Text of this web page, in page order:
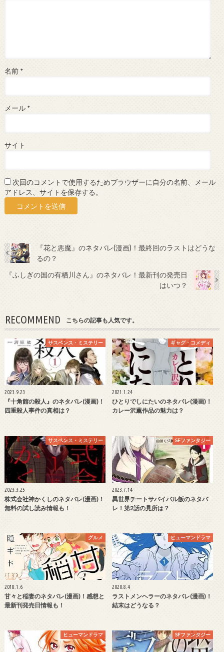
名前 *
メール *
サイト
次回のコメントで使用するためブラウザーに自分の名前、メール
アドレス、サイトを保存する。
『花と悪魔』のネタバレ(漫画)！最終回のラストはどうな
るの？
『ふしぎの国の有栖川さん』のネタバレ！最新刊の発売日
はいつ？
RECOMMEND こちらの記事も人気です。
サスペンス・ミステリー
2023.9.23
『十角館の殺人』のネタバレ(漫画)！
四重殺人事件の真相は？
ギャグ・コメディ
2021.1.24
ひとりでしにたいのネタバレ(漫画)！
カレー沢薫作品の魅力は？
サスペンス・ミステリー
2023.3.25
株式会社神かくしのネタバレ(漫画)！
無料の試し読み情報も！
SFファンタジー
2023.7.14
異世界チートサバイバル飯のネタバ
レ！第2話の見所は？
グルメ
2018.1.6
甘々と稲妻のネタバレ(漫画)！感想と
最新刊発売日情報も！
ヒューマンドラマ
2020.8.4
ラストメンヘラーのネタバレ(漫画)！
結末はどうなる？
ヒューマンドラマ SFファンタジー